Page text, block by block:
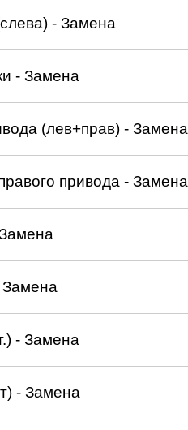
- Замена
- Замена
(лев+прав) - Замена
привода - Замена
Замена
- Замена
- Замена